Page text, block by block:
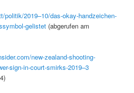
politik/2019–10/das-okay-handzeichen-
gelistet (abgerufen am
new-zealand-shooting-
sign-in-court-smirks-2019–3